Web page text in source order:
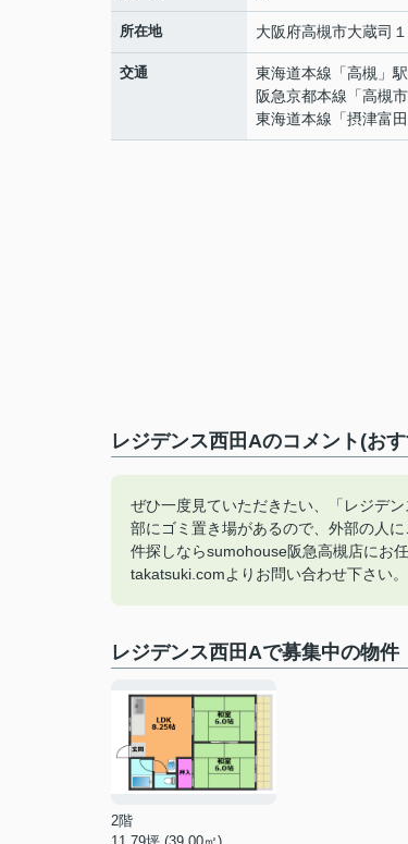
所在地 大阪府高槻市大蔵司
交通 東海道本線 「高槻 」
阪急京都本線 「高槻市
東海道本線 「摂津富田
レジデンス西田Aのコメント(お
ぜひ一度見ていただきたい、「レジデ
部にゴミ置き場があるので、外部の人
件探しならsumohouse阪急高槻店にお
takatsuki.comよりお問い合わせ下さい。
レジデンス西田Aで募集中の物件
2階